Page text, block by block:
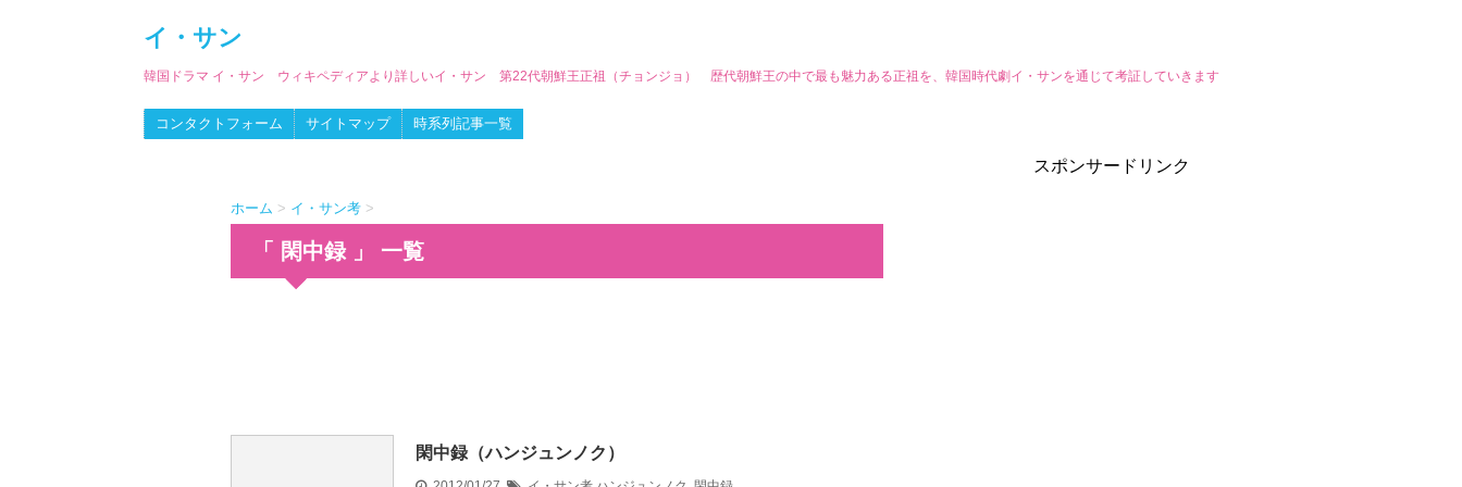
イ・サン
韓国ドラマ イ・サン ウィキペディアより詳しいイ・サン 第22代朝鮮王正祖（チョンジョ） 歴代朝鮮王の中で最も魅力ある正祖を、韓国時代劇イ・サンを通じて考証していきます
コンタクトフォーム サイトマップ 時系列記事一覧
ホーム > イ・サン考 >
「 閑中録 」 一覧
閑中録（ハンジュンノク）
スポンサードリンク